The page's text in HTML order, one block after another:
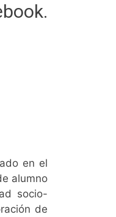
en el
alumno
socio-
de